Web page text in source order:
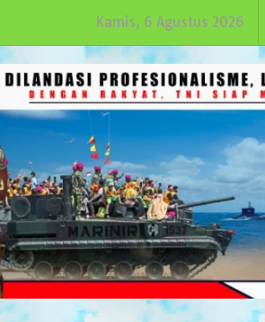
Kamis, 6 Agustus 2026